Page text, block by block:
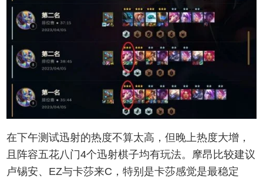
在下午测试迅射的热度不算太高，但晚上热度大增，
且阵容五花八门4个迅射棋子均有玩法。摩昂比较建议
卢锡安、EZ与卡莎来C，特别是卡莎感觉是最稳定